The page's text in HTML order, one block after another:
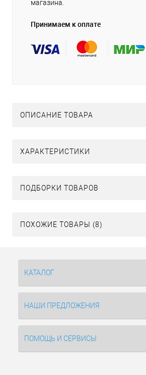
магазина.
Принимаем к оплате
ОПИСАНИЕ ТОВАРА
ХАРАКТЕРИСТИКИ
ПОДБОРКИ ТОВАРОВ
ПОХОЖИЕ ТОВАРЫ (8)
КАТАЛОГ
НАШИ ПРЕДЛОЖЕНИЯ
ПОМОЩЬ И СЕРВИСЫ